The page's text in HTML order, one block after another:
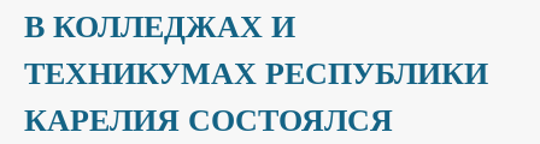
В КОЛЛЕДЖАХ И
ТЕХНИКУМАХ РЕСПУБЛИКИ
КАРЕЛИЯ СОСТОЯЛСЯ